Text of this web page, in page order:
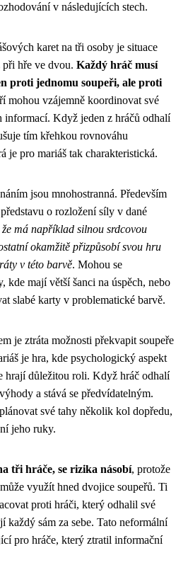
v následujících stech.
karet na tři osoby je situace
hře ve dvou. Každý hráč musí
proti jednomu soupeři, ale proti
mohou vzájemně koordinovat své
informací. Když jeden z hráčů odhalí
tím křehkou rovnováhu
je pro mariáš tak charakteristická.
jsou mnohostranná. Především
o rozložení síly v dané
má například silnou srdcovou
okamžitě přizpůsobí svou hru
v této barvě. Mohou se
kde mají větší šanci na úspěch, nebo
slabé karty v problematické barvě.
je ztráta možnosti překvapit soupeře
je hra, kde psychologický aspekt
hrají důležitou roli. Když hráč odhalí
a stává se předvídatelným.
své tahy několik kol dopředu,
jeho ruky.
tři hráče, se rizika násobí, protože
využít hned dvojice soupeřů. Ti
proti hráči, který odhalil své
každý sám za sebe. Tato neformální
pro hráče, který ztratil informační